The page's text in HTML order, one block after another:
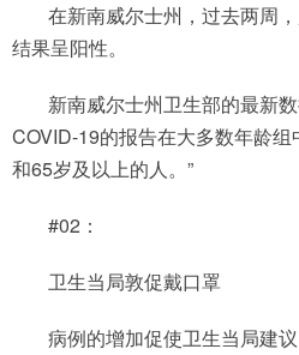
在新南威尔士州，过去两周
结果呈阳性。
新南威尔士州卫生部的最新
COVID-19的报告在大多数年龄
和65岁及以上的人。”
#02：
卫生当局敦促戴口罩
病例的增加促使卫生当局建